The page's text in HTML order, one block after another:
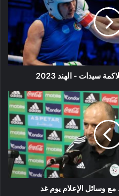
سيدات - الهند 2023
وسائل الإعلام يوم غد